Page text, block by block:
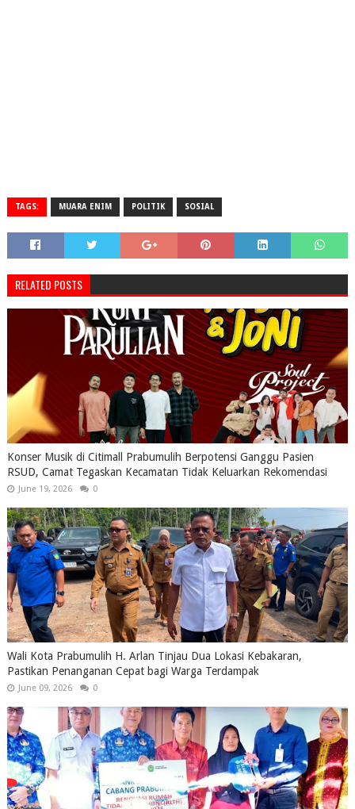
TAGS: MUARA ENIM POLITIK SOSIAL
RELATED POSTS
Konser Musik di Citimall Prabumulih Berpotensi Ganggu Pasien
RSUD, Camat Tegaskan Kecamatan Tidak Keluarkan Rekomendasi
June 19, 2026 0
Wali Kota Prabumulih H. Arlan Tinjau Dua Lokasi Kebakaran,
Pastikan Penanganan Cepat bagi Warga Terdampak
June 09, 2026 0